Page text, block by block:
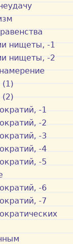
нищеты, -1
нищеты, -2
(1)
(2)
-1
-2
-3
-4
-5
-6
-7